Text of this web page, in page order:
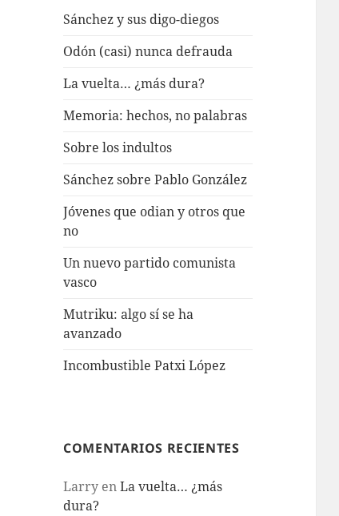
Sánchez y sus digo-diegos
Odón (casi) nunca defrauda
La vuelta… ¿más dura?
Memoria: hechos, no palabras
Sobre los indultos
Sánchez sobre Pablo González
Jóvenes que odian y otros que
no
Un nuevo partido comunista
vasco
Mutriku: algo sí se ha
avanzado
Incombustible Patxi López
COMENTARIOS RECIENTES
Larry enLa vuelta… ¿más
dura?